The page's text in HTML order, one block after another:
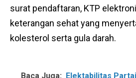
surat pendaftaran, KTP
keterangan sehat yang
kolesterol serta gula darah.
Baca Juga: Elektabilitas